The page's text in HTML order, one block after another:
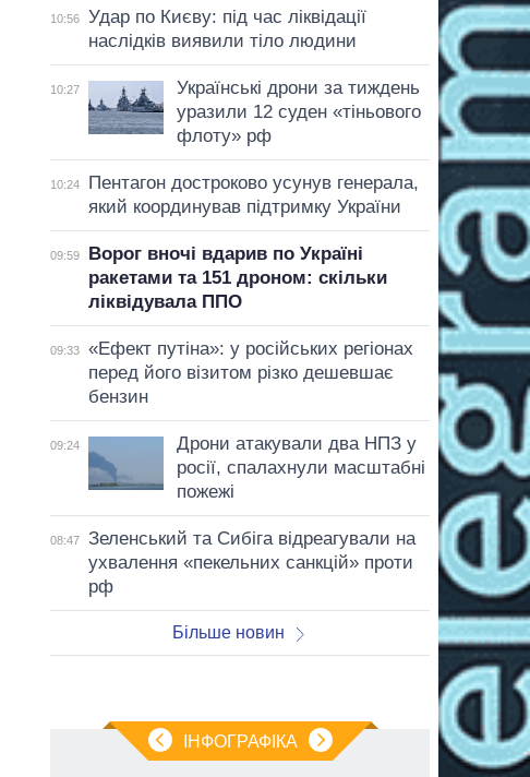
10:56
Удар по Києву: під час ліквідації
наслідків виявили тіло людини
10:27
Українські дрони за тиждень
уразили 12 суден «тіньового
флоту» рф
10:24
Пентагон достроково усунув генерала,
який координував підтримку України
09:59
Ворог вночі вдарив по Україні
ракетами та 151 дроном: скільки
ліквідувала ППО
09:33
«Ефект путіна»: у російських регіонах
перед його візитом різко дешевшає
бензин
09:24
Дрони атакували два НПЗ у
росії, спалахнули масштабні
пожежі
08:47
Зеленський та Сибіга відреагували на
ухвалення «пекельних санкцій» проти
рф
Більше новин
ІНФОГРАФІКА